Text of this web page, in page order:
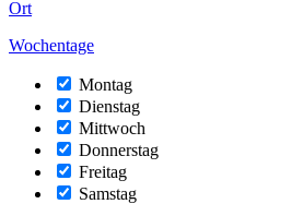
Ort
Wochentage
Montag
Dienstag
Mittwoch
Donnerstag
Freitag
Samstag